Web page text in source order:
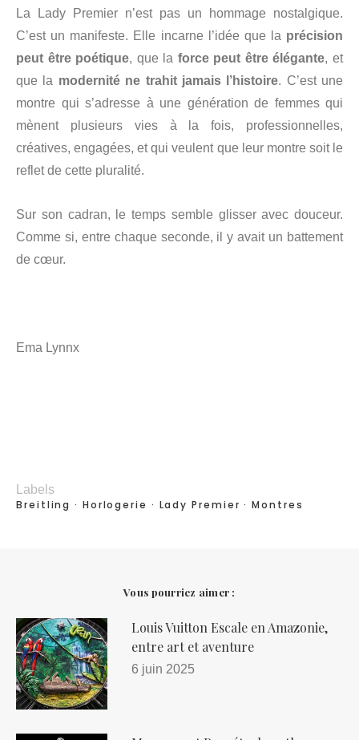
La Lady Premier n’est pas un hommage nostalgique.
C’est un manifeste. Elle incarne l’idée que la précision
peut être poétique, que la force peut être élégante, et
que la modernité ne trahit jamais l’histoire. C’est une
montre qui s’adresse à une génération de femmes qui
mènent plusieurs vies à la fois, professionnelles,
créatives, engagées, et qui veulent que leur montre soit le
reflet de cette pluralité.
Sur son cadran, le temps semble glisser avec douceur.
Comme si, entre chaque seconde, il y avait un battement
de cœur.
Ema Lynnx
Labels
Breitling
Horlogerie Lady Premier Montres
Vous pourriez aimer :
Louis Vuitton Escale en Amazonie,
entre art et aventure
6 juin 2025